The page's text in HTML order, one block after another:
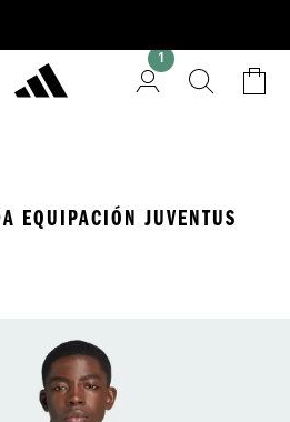
EQUIPACIÓN JUVENTUS